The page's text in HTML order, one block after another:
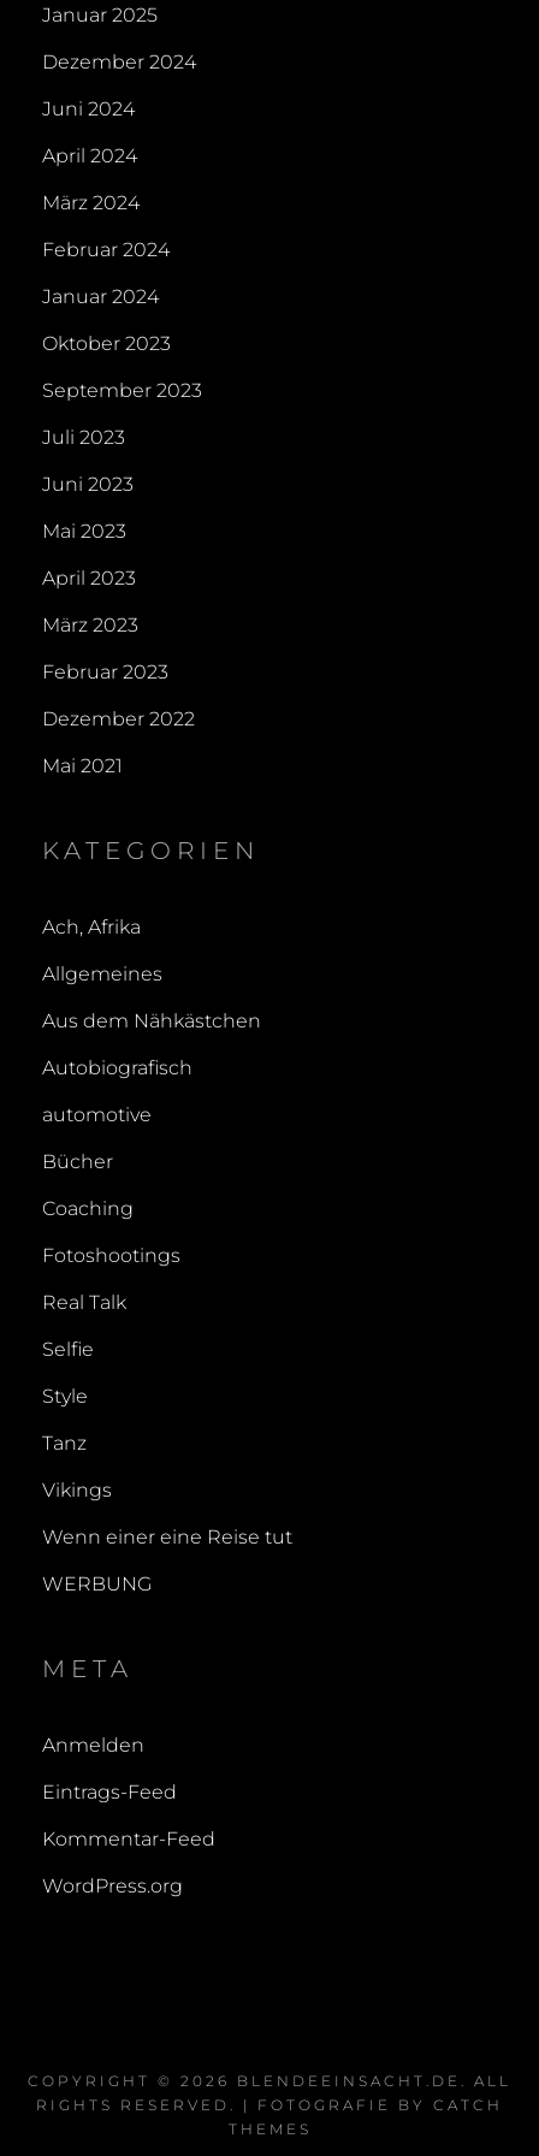
Januar 2025
Dezember 2024
Juni 2024
April 2024
März 2024
Februar 2024
Januar 2024
Oktober 2023
September 2023
Juli 2023
Juni 2023
Mai 2023
April 2023
März 2023
Februar 2023
Dezember 2022
Mai 2021
KATEGORIEN
Ach, Afrika
Allgemeines
Aus dem Nähkästchen
Autobiografisch
automotive
Bücher
Coaching
Fotoshootings
Real Talk
Selfie
Style
Tanz
Vikings
Wenn einer eine Reise tut
WERBUNG
META
Anmelden
Eintrags-Feed
Kommentar-Feed
WordPress.org
COPYRIGHT © 2026 BLENDEEINSACHT.DE . ALL
RIGHTS RESERVED. | FOTOGRAFIE BY CATCH
THEMES